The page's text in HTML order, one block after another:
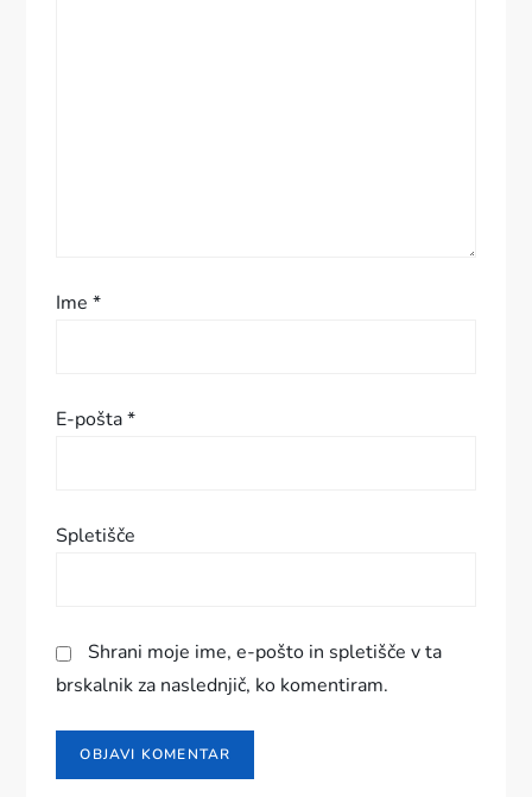
p
v
a
Ime*
E-pošta*
Spletišče
Shrani moje ime, e-pošto in spletišče v ta
brskalnik za naslednjič, ko komentiram.